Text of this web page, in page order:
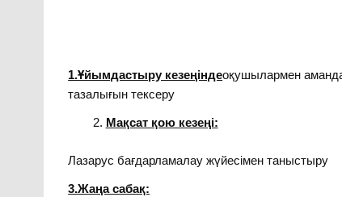
1.Ұйымдастыру кезеңіндеоқушылармен
тазалығын тексеру
Мақсат қою кезеңі:
Лазарус бағдарламалау жүйесімен таныстыру
3.Жаңа сабақ: